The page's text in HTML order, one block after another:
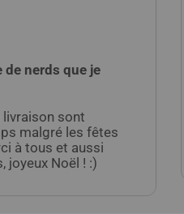
nerds que je
sont
malgré les fêtes
à tous et aussi
joyeux Noël ! :)